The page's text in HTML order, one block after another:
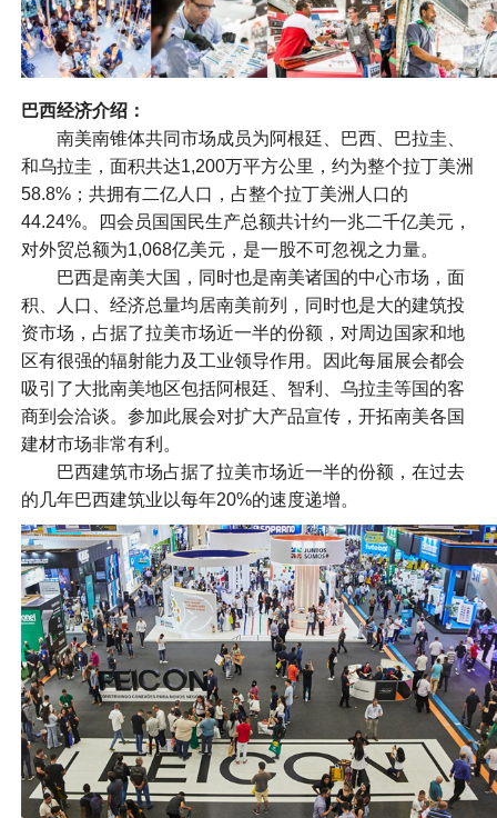
巴西经济介绍：
南美南锥体共同市场成员为阿根廷、巴西、巴拉圭、
和乌拉圭，面积共达1,200万平方公里，约为整个拉丁美洲
58.8%；共拥有二亿人口，占整个拉丁美洲人口的
44.24%。四会员国国民生产总额共计约一兆二千亿美元，
对外贸总额为1,068亿美元，是一股不可忽视之力量。
巴西是南美大国，同时也是南美诸国的中心市场，面
积、人口、经济总量均居南美前列，同时也是大的建筑投
资市场，占据了拉美市场近一半的份额，对周边国家和地
区有很强的辐射能力及工业领导作用。因此每届展会都会
吸引了大批南美地区包括阿根廷、智利、乌拉圭等国的客
商到会洽谈。参加此展会对扩大产品宣传，开拓南美各国
建材市场非常有利。
巴西建筑市场占据了拉美市场近一半的份额，在过去
的几年巴西建筑业以每年20%的速度递增。